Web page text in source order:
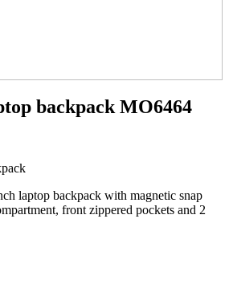
backpack MO6464
laptop backpack with magnetic snap
front zippered pockets and 2